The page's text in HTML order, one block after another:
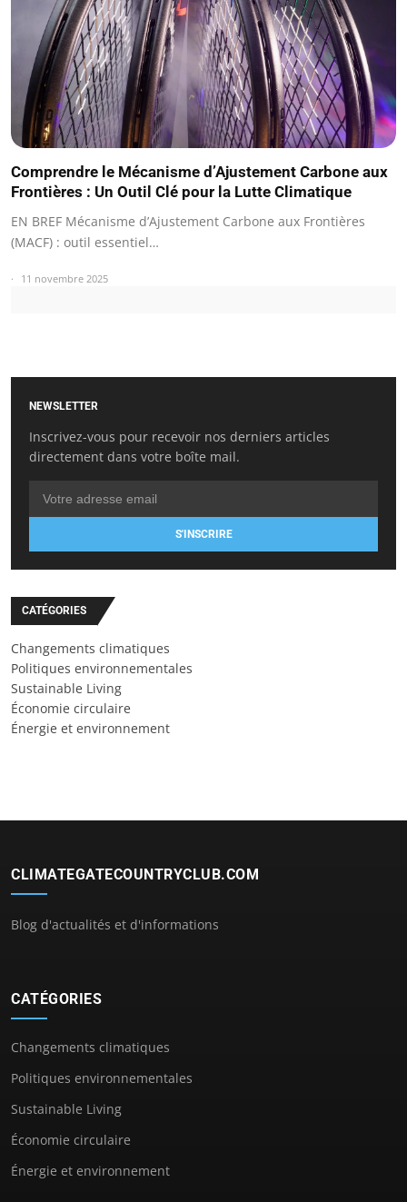
Comprendre le Mécanisme d’Ajustement Carbone aux
Frontières : Un Outil Clé pour la Lutte Climatique
EN BREF Mécanisme d’Ajustement Carbone aux Frontières
(MACF) : outil essentiel…
11 novembre 2025
NEWSLETTER
Inscrivez-vous pour recevoir nos derniers articles
directement dans votre boîte mail.
S'INSCRIRE
CATÉGORIES
Changements climatiques
Politiques environnementales
Sustainable Living
Économie circulaire
Énergie et environnement
CLIMATEGATECOUNTRYCLUB.COM
Blog d'actualités et d'informations
CATÉGORIES
Changements climatiques
Politiques environnementales
Sustainable Living
Économie circulaire
Énergie et environnement